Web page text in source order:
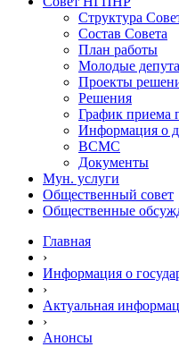
Структура
Состав Совета
План работы
Молодые
Проекты
Решения
График приема
Информация о
ВСМС
Документы
Мун. услуги
Общественный совет
Общественные
Главная
›
Информация о
›
Актуальная
›
Анонсы